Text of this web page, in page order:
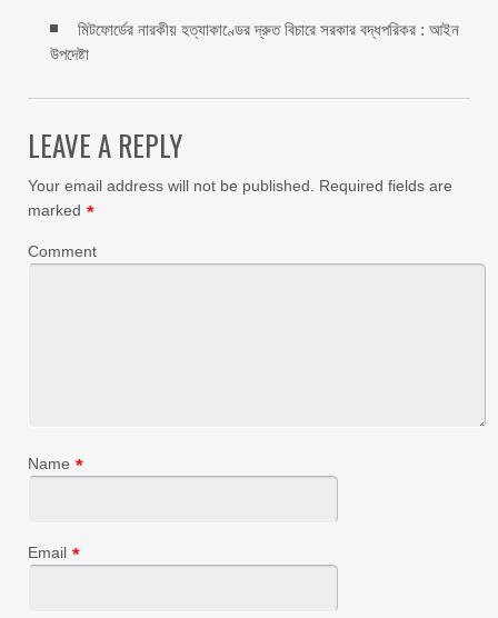
মিটফোর্ডের নারকীয় হত্যাকাণ্ডের দ্রুত বিচারে সরকার বদ্ধপরিকর : আইন
উপদেষ্টা
LEAVE A REPLY
Your email address will not be published.
Required fields are
marked *
Comment
Name *
Email *